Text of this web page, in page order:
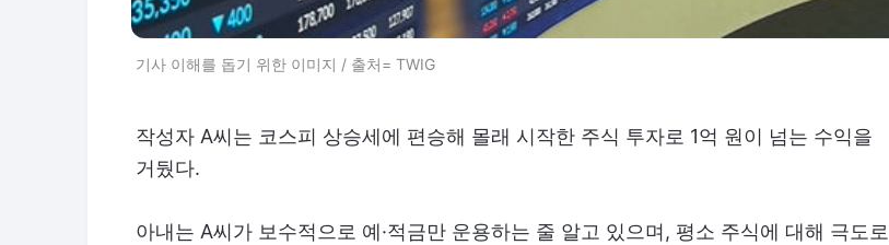
기사 이해를 돕기 위한 이미지 / 출처= TWIG
작성자 A씨는 코스피 상승세에 편승해 몰래 시작한 주식 투자로 1억 원이 넘는 수익을
거뒀다.
아내는 A씨가 보수적으로 예·적금만 운용하는 줄 알고 있으며, 평소 주식에 대해 극도로